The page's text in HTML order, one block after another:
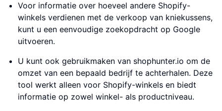
Voor informatie over hoeveel andere Shopify-
winkels verdienen met de verkoop van kniekussens,
kunt u een eenvoudige zoekopdracht op Google
uitvoeren.
U kunt ook gebruikmaken van shophunter.io om de
omzet van een bepaald bedrijf te achterhalen. Deze
tool werkt alleen voor Shopify-winkels en biedt
informatie op zowel winkel- als productniveau.